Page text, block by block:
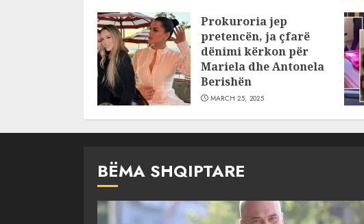
JULY 24, 2025
Prokuroria jep
pretencën, ja çfarë
dënimi kërkon për
Mariela dhe Antonela
Berishën
MARCH 25, 2025
BËMA SHQIPTARE